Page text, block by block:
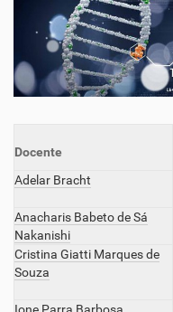
Docente
Adelar Bracht
Anacharis Babeto de Sá
Nakanishi
Cristina Giatti Marques de
Souza